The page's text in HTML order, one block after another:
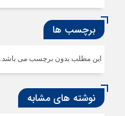
برچسب ها
این مطلب بدون برچسب می باشد.
نوشته های مشابه